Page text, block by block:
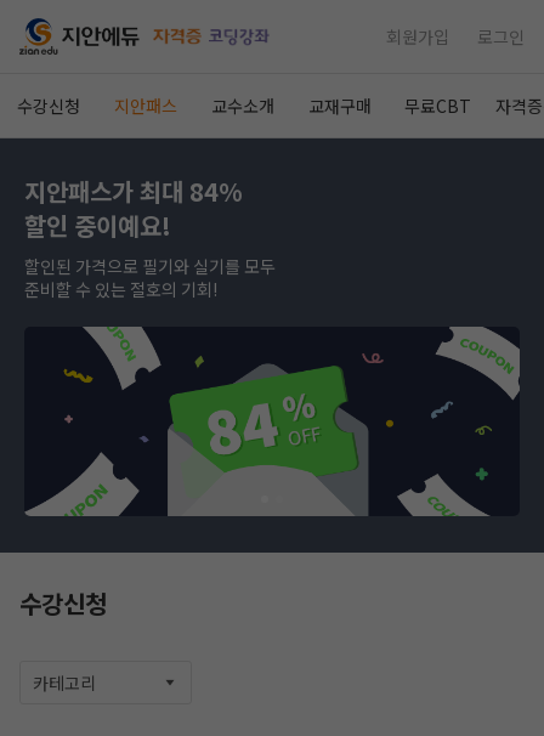
회원가입 로그인
수강신청 지안패스 교수소개 교재구매 무료CBT 자격
지안패스가 최대 84%
할인 중이예요!
할인된 가격으로 필기와 실기를 모두
준비할 수 있는 절호의 기회!
수강신청
카테고리